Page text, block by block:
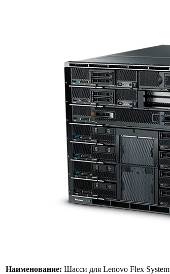
Наименование: Шасси для Lenovo Flex System